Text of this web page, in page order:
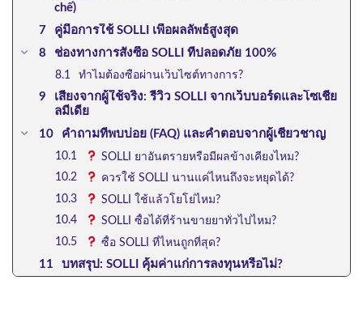
chế)
คู่มือการใช้ SOLLI เพื่อผลลัพธ์สูงสุด
ช่องทางการสั่งซื้อ SOLLI ที่ปลอดภัย 100%
ทำไมต้องซื้อผ่านเว็บไซต์ทางการ?
เสียงจากผู้ใช้จริง: รีวิว SOLLI จากเว็บบอร์ดและโซเชีย
ลมีเดีย
คำถามที่พบบ่อย (FAQ) และคำตอบจากผู้เชี่ยวชาญ
SOLLI ยาอันตรายหรือมีผลข้างเคียงไหม?
ควรใช้ SOLLI นานแค่ไหนถึงจะหยุดได้?
SOLLI ใช้แล้วโยโย่ไหม?
SOLLI ซื้อได้ที่ร้านขายยาทั่วไปไหม?
ซื้อ SOLLI ที่ไหนถูกที่สุด?
บทสรุป: SOLLI คุ้มค่าแก่การลงทุนหรือไม่?